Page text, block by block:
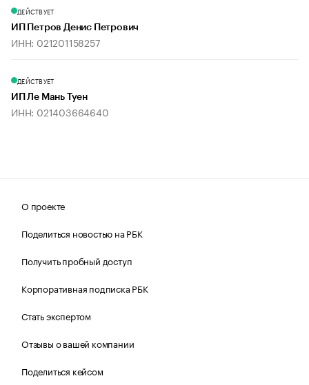
ДЕЙСТВУЕТ
ИП Петров Денис Петрович
ИНН: 021201158257
ДЕЙСТВУЕТ
ИП Ле Мань Туен
ИНН: 021403664640
О проекте
Поделиться новостью на РБК
Получить пробный доступ
Корпоративная подписка РБК
Стать экспертом
Отзывы о вашей компании
Поделиться кейсом